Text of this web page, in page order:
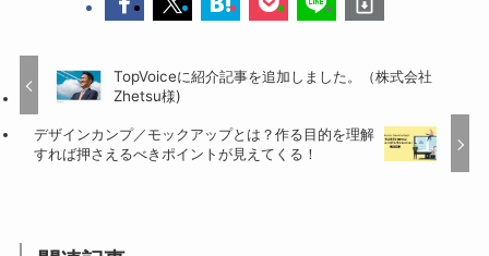
TopVoiceに紹介記事を追加しました。（株式会社
Zhetsu様)
デザインカンプ／モックアップとは？作る目的を理解
すれば押さえるべきポイントが見えてくる！